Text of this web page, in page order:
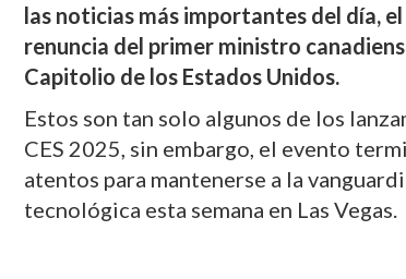
las noticias más importantes del día,
renuncia del primer ministro
Capitolio de los Estados Unidos.
Estos son tan solo algunos de los
CES 2025, sin embargo, el evento
atentos para mantenerse a la
tecnológica esta semana en Las Vegas.